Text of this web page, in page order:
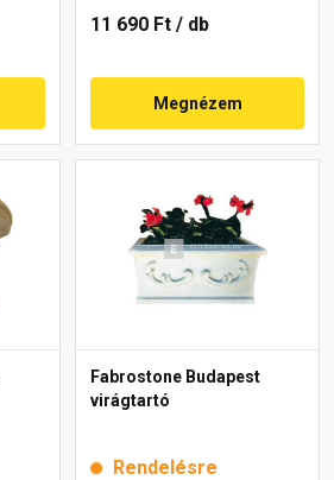
11 690 Ft / db
Megnézem
Fabrostone Budapest
virágtartó
Rendelésre